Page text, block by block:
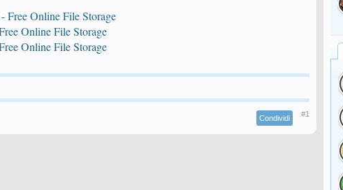
Free Online File Storage
Online File Storage
Online File Storage
Condividi #1